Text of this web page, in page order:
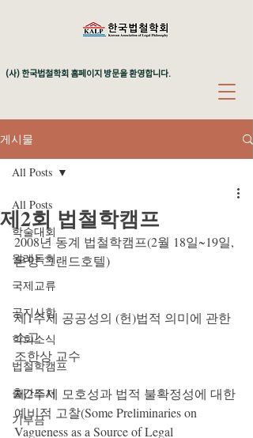
(사) 한국법철학회 홈페이지 방문을 환영합니다.
게시물
All Posts
학술대회
월례독회
국제교류
공지사항
학회소식
법철학캠프
출간도서
기부금
All Posts
제2회 법철학캠프
2008년 동계 법철학캠프(2월 18일~19일,
온양 그랜드호텔)
제1주제 공공성의 (헌)법적 의미에 관한
소고
조한상 교수
제2주제 모호성과 법적 불확정성에 대한
예비적 고찰(Some Preliminaries on
Vagueness as a Source of Legal